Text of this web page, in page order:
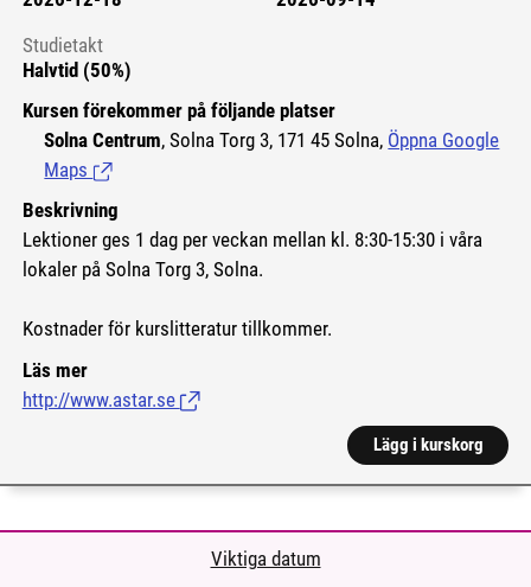
Studietakt
Halvtid (50%)
Kursen förekommer på följande platser
Solna Centrum, Solna Torg 3, 171 45 Solna, Öppna Google
Maps (Länk till extern sida.)
Beskrivning
Lektioner ges 1 dag per veckan mellan kl. 8:30-15:30 i våra
lokaler på Solna Torg 3, Solna.
Kostnader för kurslitteratur tillkommer.
Läs mer
http://www.astar.se (Länk till extern sida.)
Lägg i kurskorg
Viktiga datum